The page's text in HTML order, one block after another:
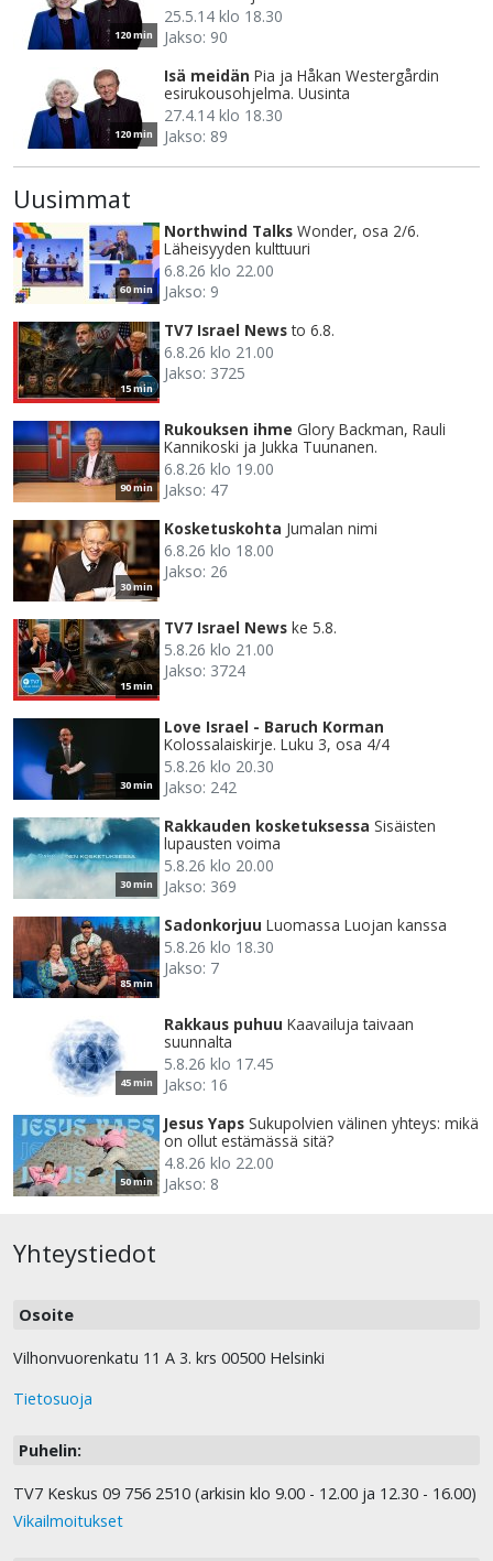
120 min
25.5.14 klo 18.30
Jakso: 90
120 min
Isä meidän Pia ja Håkan Westergårdin
esirukousohjelma. Uusinta
27.4.14 klo 18.30
Jakso: 89
Uusimmat
60 min
Northwind Talks Wonder, osa 2/6.
Läheisyyden kulttuuri
6.8.26 klo 22.00
Jakso: 9
15 min
TV7 Israel News to 6.8.
6.8.26 klo 21.00
Jakso: 3725
90 min
Rukouksen ihme Glory Backman, Rauli
Kannikoski ja Jukka Tuunanen.
6.8.26 klo 19.00
Jakso: 47
30 min
Kosketuskohta Jumalan nimi
6.8.26 klo 18.00
Jakso: 26
15 min
TV7 Israel News ke 5.8.
5.8.26 klo 21.00
Jakso: 3724
30 min
Love Israel - Baruch Korman
Kolossalaiskirje. Luku 3, osa 4/4
5.8.26 klo 20.30
Jakso: 242
30 min
Rakkauden kosketuksessa Sisäisten
lupausten voima
5.8.26 klo 20.00
Jakso: 369
85 min
Sadonkorjuu Luomassa Luojan kanssa
5.8.26 klo 18.30
Jakso: 7
45 min
Rakkaus puhuu Kaavailuja taivaan
suunnalta
5.8.26 klo 17.45
Jakso: 16
50 min
Jesus Yaps Sukupolvien välinen yhteys: mikä
on ollut estämässä sitä?
4.8.26 klo 22.00
Jakso: 8
Yhteystiedot
Osoite
Vilhonvuorenkatu 11 A 3. krs 00500 Helsinki
Tietosuoja
Puhelin:
TV7 Keskus 09 756 2510 (arkisin klo 9.00 - 12.00 ja 12.30 - 16.00)
Vikailmoitukset